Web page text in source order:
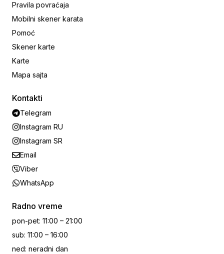
Pravila povraćaja
Mobilni skener karata
Pomoć
Skener karte
Karte
Mapa sajta
Kontakti
Telegram
Instagram RU
Instagram SR
Email
Viber
WhatsApp
Radno vreme
pon-pet: 11:00 – 21:00
sub: 11:00 – 16:00
ned: neradni dan